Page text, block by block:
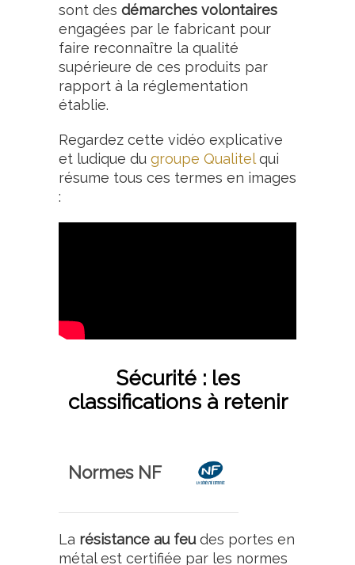
sont des démarches volontaires
engagées par le fabricant pour
faire reconnaître la qualité
supérieure de ces produits par
rapport à la réglementation
établie.
Regardez cette vidéo explicative
et ludique du groupe Qualitelqui
résume tous ces termes en images
:
Sécurité : les
classifications à retenir
Normes NF
La résistance au feudes portes en
métal est certifiée par les normes